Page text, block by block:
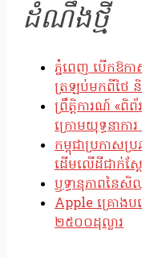
ដំណឹងថ្មី
ភ្នំពេញ បើកឱក
ត្រឡប់មកពីថៃ និង
ព្រឹត្តិការណ៍ «ពិ
ក្រោមយុទ្ធនាការ
កម្ពុជាប្រកាសប្
ដើមលើដីជាក់ស្
ឫទ្ធានុភាពនៃសិល្
Apple គ្រោងប
២៥០០ដុល្លារ